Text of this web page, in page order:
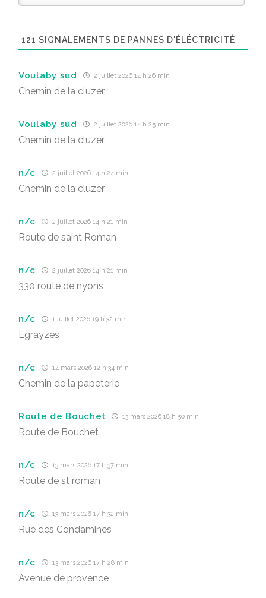
121 SIGNALEMENTS DE PANNES D'ÉLÉCTRICITÉ
Voulaby sud 2 juillet 2026 14 h 26 min
Chemin de la cluzer
Voulaby sud 2 juillet 2026 14 h 25 min
Chemin de la cluzer
n/c 2 juillet 2026 14 h 24 min
Chemin de la cluzer
n/c 2 juillet 2026 14 h 21 min
Route de saint Roman
n/c 2 juillet 2026 14 h 21 min
330 route de nyons
n/c 1 juillet 2026 19 h 32 min
Egrayzes
n/c 14 mars 2026 12 h 34 min
Chemin de la papeterie
Route de Bouchet 13 mars 2026 18 h 50 min
Route de Bouchet
n/c 13 mars 2026 17 h 37 min
Route de st roman
n/c 13 mars 2026 17 h 32 min
Rue des Condamines
n/c 13 mars 2026 17 h 28 min
Avenue de provence